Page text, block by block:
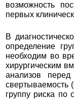
возможность
первых
В
определение
необходим во
хирургическим
анализов
свертываемость
группу риска по